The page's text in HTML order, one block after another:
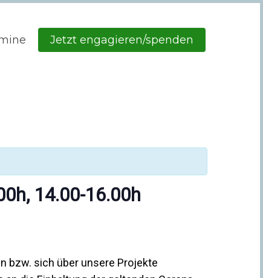
Jetzt engagieren/spenden
14.00-16.00h
bzw. sich über unsere Projekte